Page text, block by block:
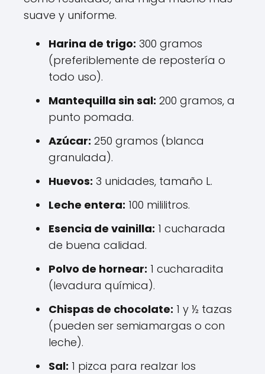
suave y uniforme.
Harina de trigo: 300 gramos
(preferiblemente de repostería o
todo uso).
Mantequilla sin sal: 200 gramos, a
punto pomada.
Azúcar: 250 gramos (blanca
granulada).
Huevos: 3 unidades, tamaño L.
Leche entera: 100 mililitros.
Esencia de vainilla: 1 cucharada
de buena calidad.
Polvo de hornear: 1 cucharadita
(levadura química).
Chispas de chocolate: 1 y ½ tazas
(pueden ser semiamargas o con
leche).
Sal: 1 pizca para realzar los